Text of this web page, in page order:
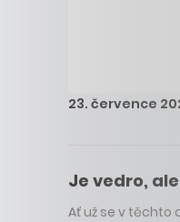
23. července
Je vedro,
Ať už se v těchto